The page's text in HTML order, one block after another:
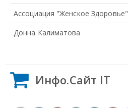
Ассоциация "Женское Здоровье"
Донна Калиматова
Инфо.Сайт IT